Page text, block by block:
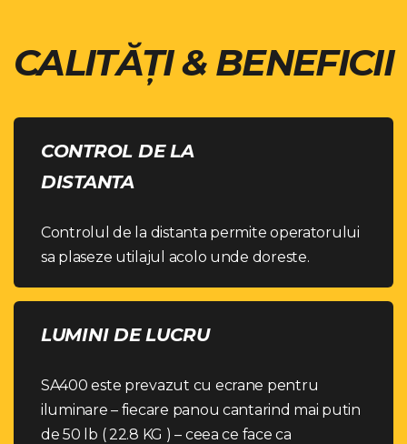
CALITĂȚI & BENEFICII
CONTROL DE LA
DISTANTA
Controlul de la distanta permite operatorului
sa plaseze utilajul acolo unde doreste.
LUMINI DE LUCRU
SA400 este prevazut cu ecrane pentru
iluminare – fiecare panou cantarind mai putin
de 50 lb ( 22.8 KG ) – ceea ce face ca